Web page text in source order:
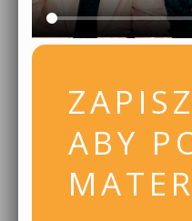
ABY